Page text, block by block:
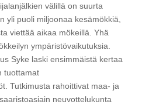
välillä on suurta
yli puoli miljoonaa kesämökkiä,
viettää aikaa mökeillä. Yhä
ympäristövaikutuksia.
Syke laski ensimmäistä kertaa
tuottamat
Tutkimusta rahoittivat maa- ja
neuvottelukunta